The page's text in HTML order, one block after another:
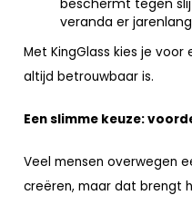
veranda er
Met KingGlass kies je
altijd betrouwbaar is.
Een slimme keuze:
Veel mensen overwegen
creëren, maar dat brengt